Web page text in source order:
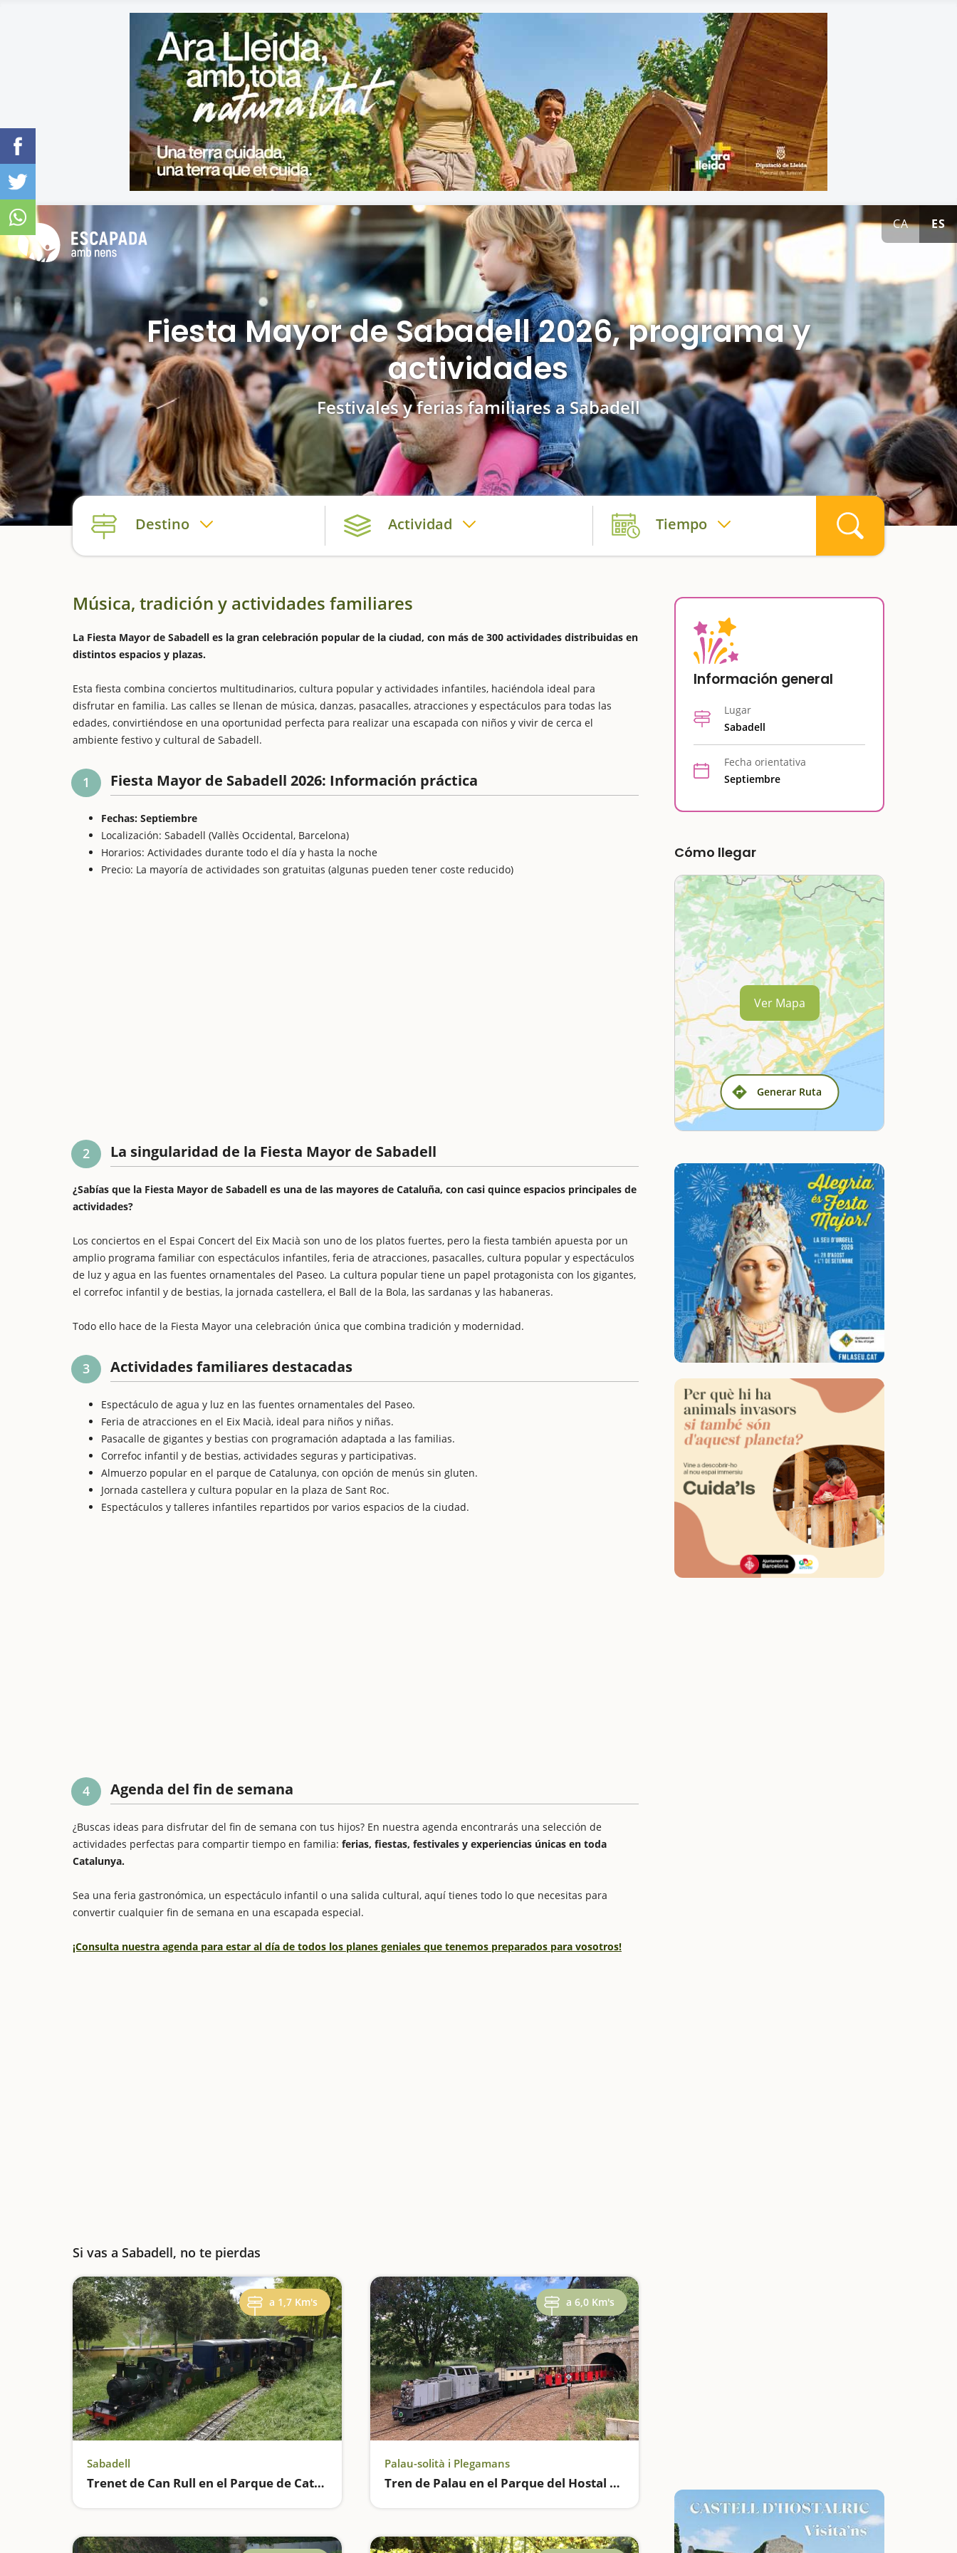
CA ES
Fiesta Mayor de Sabadell 2026, programa y
actividades
Festivales y ferias familiares a Sabadell
Destino Actividad Tiempo
Música, tradición y actividades familiares
La Fiesta Mayor de Sabadell es la gran celebración popular de la ciudad, con más de 300 actividades distribuidas en
distintos espacios y plazas.
Esta fiesta combina conciertos multitudinarios, cultura popular y actividades infantiles, haciéndola ideal para
disfrutar en familia. Las calles se llenan de música, danzas, pasacalles, atracciones y espectáculos para todas las
edades, convirtiéndose en una oportunidad perfecta para realizar una escapada con niños y vivir de cerca el
ambiente festivo y cultural de Sabadell.
1 Fiesta Mayor de Sabadell 2026: Información práctica
Fechas: Septiembre
Localización: Sabadell (Vallès Occidental, Barcelona)
Horarios: Actividades durante todo el día y hasta la noche
Precio: La mayoría de actividades son gratuitas (algunas pueden tener coste reducido)
2 La singularidad de la Fiesta Mayor de Sabadell
¿Sabías que la Fiesta Mayor de Sabadell es una de las mayores de Cataluña, con casi quince espacios principales de
actividades?
Los conciertos en el Espai Concert del Eix Macià son uno de los platos fuertes, pero la fiesta también apuesta por un
amplio programa familiar con espectáculos infantiles, feria de atracciones, pasacalles, cultura popular y espectáculos
de luz y agua en las fuentes ornamentales del Paseo. La cultura popular tiene un papel protagonista con los gigantes,
el correfoc infantil y de bestias, la jornada castellera, el Ball de la Bola, las sardanas y las habaneras.
Todo ello hace de la Fiesta Mayor una celebración única que combina tradición y modernidad.
3 Actividades familiares destacadas
Espectáculo de agua y luz en las fuentes ornamentales del Paseo.
Feria de atracciones en el Eix Macià, ideal para niños y niñas.
Pasacalle de gigantes y bestias con programación adaptada a las familias.
Correfoc infantil y de bestias, actividades seguras y participativas.
Almuerzo popular en el parque de Catalunya, con opción de menús sin gluten.
Jornada castellera y cultura popular en la plaza de Sant Roc.
Espectáculos y talleres infantiles repartidos por varios espacios de la ciudad.
4 Agenda del fin de semana
¿Buscas ideas para disfrutar del fin de semana con tus hijos? En nuestra agenda encontrarás una selección de
actividades perfectas para compartir tiempo en familia: ferias, fiestas, festivales y experiencias únicas en toda
Catalunya.
Sea una feria gastronómica, un espectáculo infantil o una salida cultural, aquí tienes todo lo que necesitas para
convertir cualquier fin de semana en una escapada especial.
¡Consulta nuestra agenda para estar al día de todos los planes geniales que tenemos preparados para vosotros!
Si vas a Sabadell, no te pierdas
a 1,7 Km's
Sabadell
Trenet de Can Rull en el Parque de Catalunya
a 6,0 Km's
Palau-solità i Plegamans
Tren de Palau en el Parque del Hostal del Fum
Información general
Lugar
Sabadell
Fecha orientativa
Septiembre
Cómo llegar
Generar Ruta
Ver Mapa